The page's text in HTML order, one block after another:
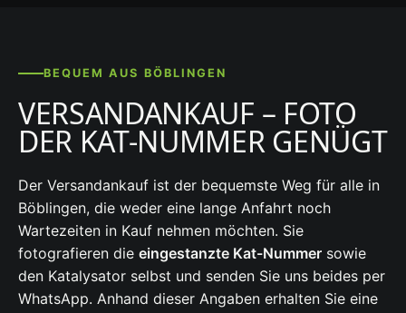
BEQUEM AUS BÖBLINGEN
VERSANDANKAUF – FOTO
DER KAT-NUMMER GENÜGT
Der Versandankauf ist der bequemste Weg für alle in
Böblingen, die weder eine lange Anfahrt noch
Wartezeiten in Kauf nehmen möchten. Sie
fotografieren die eingestanzte Kat-Nummer sowie
den Katalysator selbst und senden Sie uns beides per
WhatsApp. Anhand dieser Angaben erhalten Sie eine